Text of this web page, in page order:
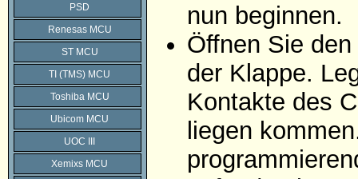
PSD
Renesas MCU
ST MCU
TI (TMS) MCU
Toshiba MCU
Ubicom MCU
UOC III
Xemixs MCU
nun beginnen.
Öffnen Sie
der Klappe.
Kontakte des
liegen